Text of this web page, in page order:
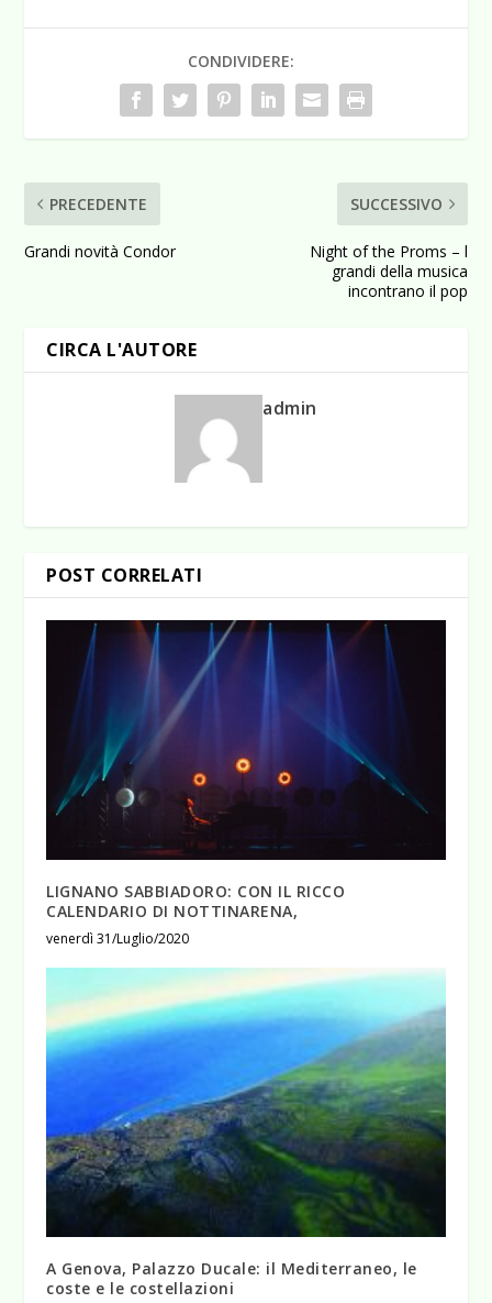
CONDIVIDERE:
PRECEDENTE
Grandi novità Condor
SUCCESSIVO
Night of the Proms – l
grandi della musica
incontrano il pop
CIRCA L'AUTORE
admin
POST CORRELATI
LIGNANO SABBIADORO: CON IL RICCO
CALENDARIO DI NOTTINARENA,
venerdì 31/Luglio/2020
A Genova, Palazzo Ducale: il Mediterraneo, le
coste e le costellazioni